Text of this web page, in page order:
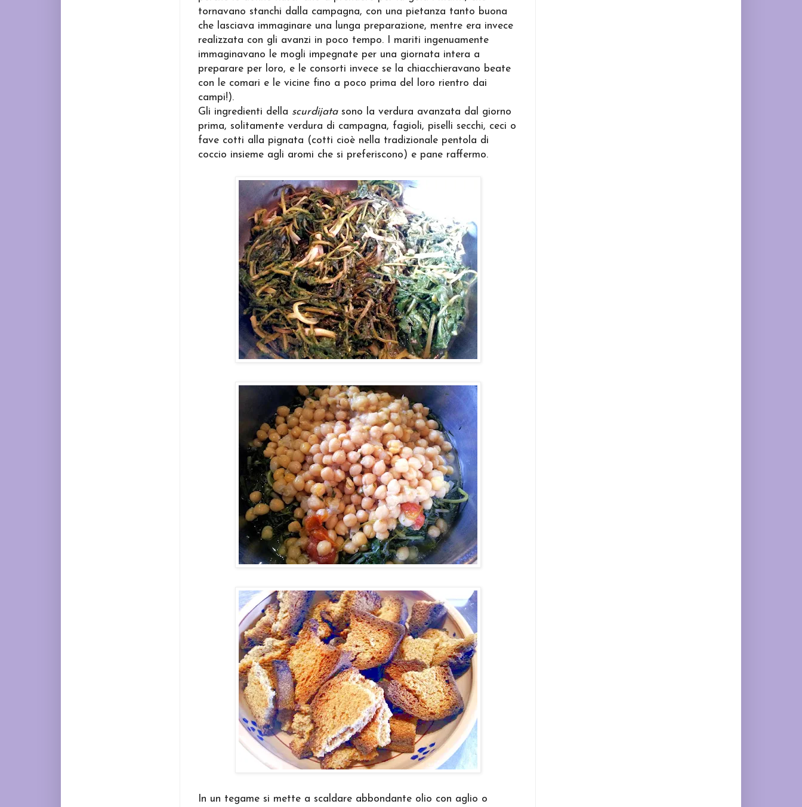
tornavano stanchi dalla campagna, con una pietanza tanto buona
che lasciava immaginare una lunga preparazione, mentre era invece
realizzata con gli avanzi in poco tempo. I mariti ingenuamente
immaginavano le mogli impegnate per una giornata intera a
preparare per loro, e le consorti invece se la chiacchieravano beate
con le comari e le vicine fino a poco prima del loro rientro dai
campi!).
Gli ingredienti della scurdijatasono la verdura avanzata dal giorno
prima, solitamente verdura di campagna, fagioli, piselli secchi, ceci o
fave cotti alla pignata (cotti cioè nella tradizionale pentola di
coccio insieme agli aromi che si preferiscono) e pane raffermo.
In un tegame si mette a scaldare abbondante olio con aglio o